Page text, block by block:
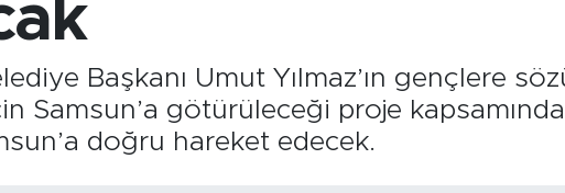
Başkanı Umut Yılmaz’ın gençlere
Samsun’a götürüleceği proje
doğru hareket edecek.